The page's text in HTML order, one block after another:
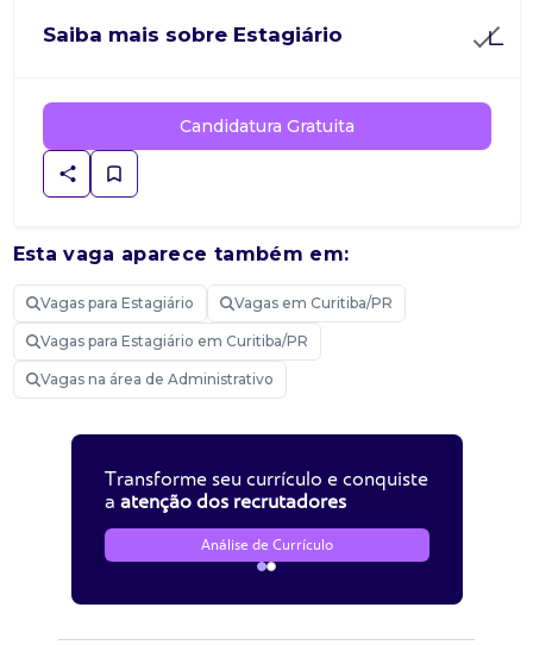
Saiba mais sobre Estagiário
Candidatura Gratuita
Esta vaga aparece também em:
Vagas para Estagiário Vagas em Curitiba/PR
Vagas para Estagiário em Curitiba/PR
Vagas na área de Administrativo
Transforme seu currículo e conquiste
a atenção dos recrutadores
Análise de Currículo